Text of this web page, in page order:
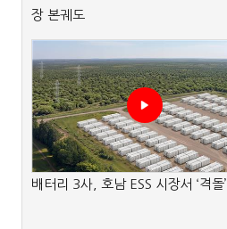
장 본궤도
배터리 3사, 호남 ESS 시장서 ‘격돌’